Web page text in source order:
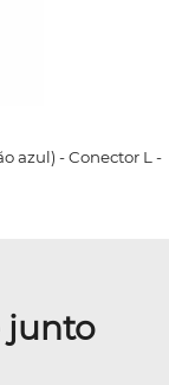
azul) - Conector L -
junto